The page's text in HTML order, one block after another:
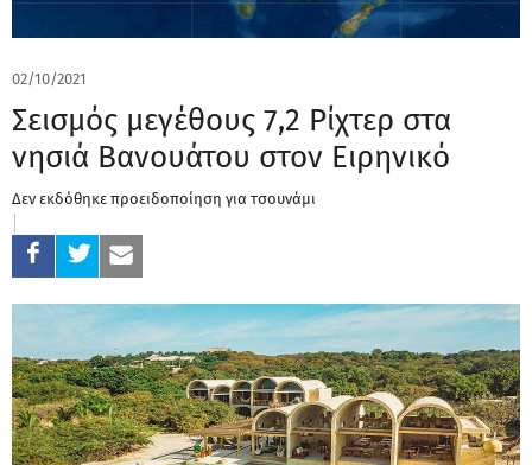
02/10/2021
Σεισμός μεγέθους 7,2 Ρίχτερ στα
νησιά Βανουάτου στον Ειρηνικό
Δεν εκδόθηκε προειδοποίηση για τσουνάμι